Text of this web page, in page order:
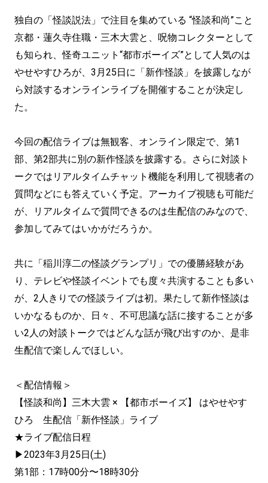
独自の「怪談説法」で注目を集めている “怪談和尚”こと
京都・蓮久寺住職・三木大雲と、呪物コレクターとして
も知られ、怪奇ユニット“都市ボーイズ”として人気のは
やせやすひろが、3月25日に「新作怪談」を披露しなが
ら対談するオンラインライブを開催することが決定し
た。
今回の配信ライブは無観客、オンライン限定で、第1
部、第2部共に別の新作怪談を披露する。さらに対談ト
ークではリアルタイムチャット機能を利用して視聴者の
質問などにも答えていく予定。アーカイブ視聴も可能だ
が、リアルタイムで質問できるのは生配信のみなので、
参加してみてはいかがだろうか。
共に「稲川淳二の怪談グランプリ」での優勝経験があ
り、テレビや怪談イベントでも度々共演することも多い
が、2人きりでの怪談ライブは初。果たして新作怪談は
いかなるものか、日々、不可思議な話に接することが多
い2人の対談トークではどんな話が飛び出すのか、是非
生配信で楽しんでほしい。
＜配信情報＞
【怪談和尚】三木大雲 × 【都市ボーイズ】 はやせやす
ひろ 生配信「新作怪談」ライブ
★ライブ配信日程
▶2023年3月25日(土)
第1部：17時00分〜18時30分